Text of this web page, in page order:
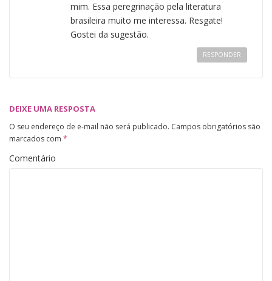
mim. Essa peregrinação pela literatura
brasileira muito me interessa. Resgate!
Gostei da sugestão.
RESPONDER
DEIXE UMA RESPOSTA
O seu endereço de e-mail não será publicado. Campos obrigatórios são
marcados com *
Comentário